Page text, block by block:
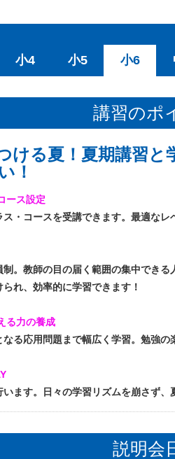
小4 小5 小6
講習のポ
ける夏！夏期講習と
！
ース設定
・コースを受講できます。最適なレ
。教師の目の届く範囲の集中できる
れ、効率的に学習できます！
る力の養成
る応用問題まで幅広く学習。勉強の
ます。日々の学習リズムを崩さず、
説明会